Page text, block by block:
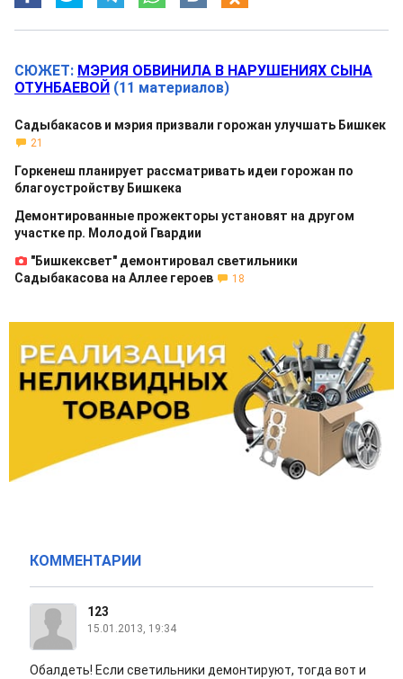
СЮЖЕТ: МЭРИЯ ОБВИНИЛА В НАРУШЕНИЯХ СЫНА
ОТУНБАЕВОЙ (11 материалов)
Садыбакасов и мэрия призвали горожан улучшать Бишкек
21
Горкенеш планирует рассматривать идеи горожан по
благоустройству Бишкека
Демонтированные прожекторы установят на другом
участке пр. Молодой Гвардии
"Бишкексвет" демонтировал светильники
Садыбакасова на Аллее героев
18
КОММЕНТАРИИ
123
15.01.2013, 19:34
Обалдеть! Если светильники демонтируют, тогда вот и